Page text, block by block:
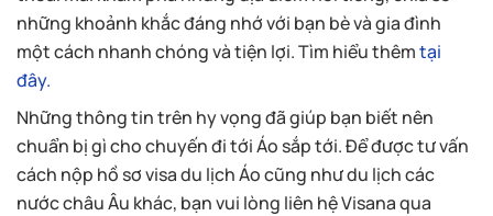
những khoảnh khắc đáng nhớ với bạn bè và gia đình
một cách nhanh chóng và tiện lợi. Tìm hiểu thêmtại
đây.
Những thông tin trên hy vọng đã giúp bạn biết nên
chuẩn bị gì cho chuyến đi tới Áo sắp tới. Để được tư vấn
cách nộp hồ sơ visa du lịch Áo cũng như du lịch các
nước châu Âu khác, bạn vui lòng liên hệ Visana qua